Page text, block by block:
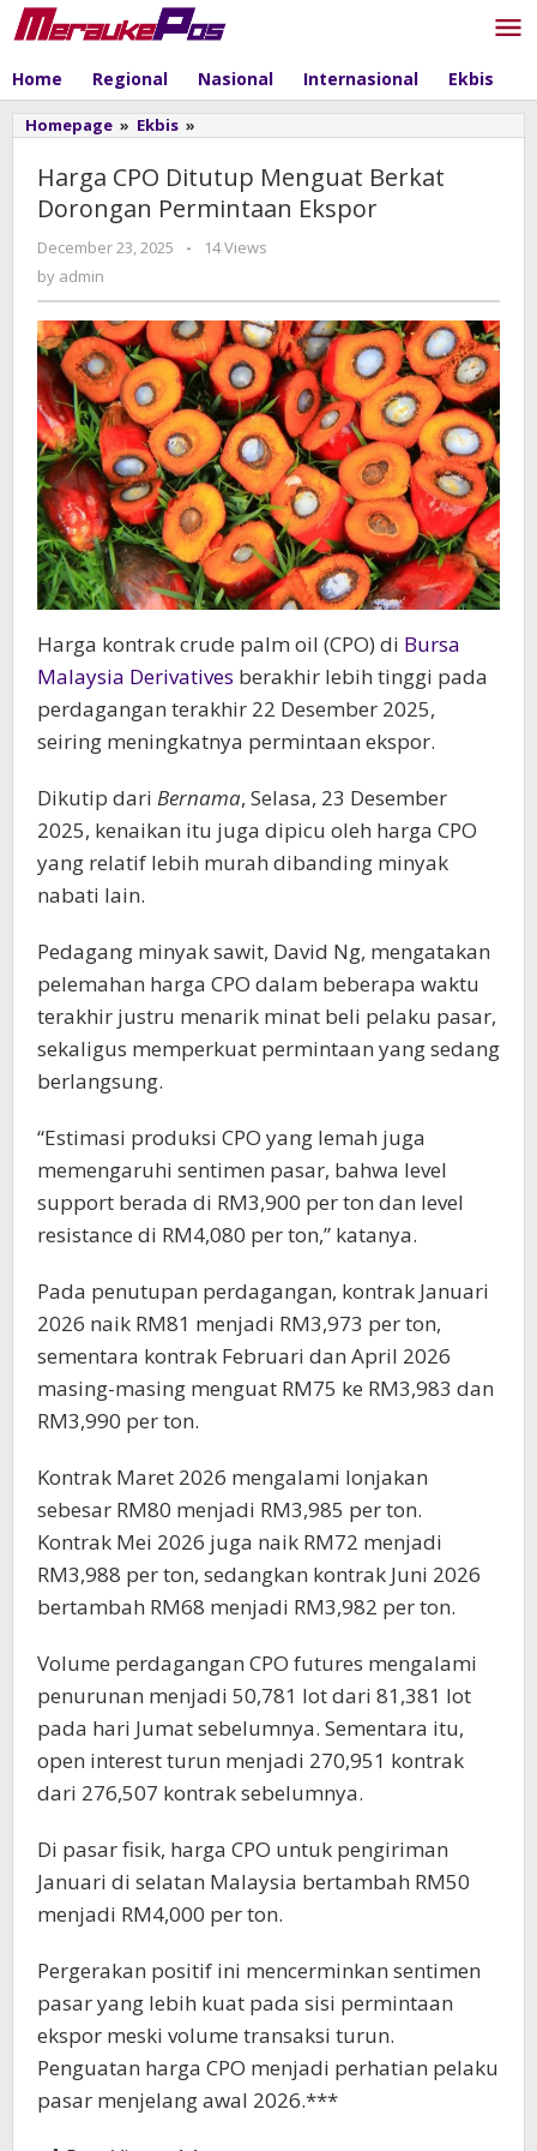
Skip
to
Home Regional Nasional Internasional Ekbis
Homepage » Ekbis »
Ditutup
Menguat
Berkat
Dorongan
Harga CPO Ditutup Menguat Berkat
Dorongan Permintaan Ekspor
December 23, 2025
by
-
14 Views
by admin
Harga kontrak crude palm oil (CPO) di Bursa
Malaysia Derivatives berakhir lebih tinggi pada
perdagangan terakhir 22 Desember 2025,
seiring meningkatnya permintaan ekspor.
Dikutip dari Bernama, Selasa, 23 Desember
2025, kenaikan itu juga dipicu oleh harga CPO
yang relatif lebih murah dibanding minyak
nabati lain.
Pedagang minyak sawit, David Ng, mengatakan
pelemahan harga CPO dalam beberapa waktu
terakhir justru menarik minat beli pelaku pasar,
sekaligus memperkuat permintaan yang sedang
berlangsung.
“Estimasi produksi CPO yang lemah juga
memengaruhi sentimen pasar, bahwa level
support berada di RM3,900 per ton dan level
resistance di RM4,080 per ton,” katanya.
Pada penutupan perdagangan, kontrak Januari
2026 naik RM81 menjadi RM3,973 per ton,
sementara kontrak Februari dan April 2026
masing-masing menguat RM75 ke RM3,983 dan
RM3,990 per ton.
Kontrak Maret 2026 mengalami lonjakan
sebesar RM80 menjadi RM3,985 per ton.
Kontrak Mei 2026 juga naik RM72 menjadi
RM3,988 per ton, sedangkan kontrak Juni 2026
bertambah RM68 menjadi RM3,982 per ton.
Volume perdagangan CPO futures mengalami
penurunan menjadi 50,781 lot dari 81,381 lot
pada hari Jumat sebelumnya. Sementara itu,
open interest turun menjadi 270,951 kontrak
dari 276,507 kontrak sebelumnya.
Di pasar fisik, harga CPO untuk pengiriman
Januari di selatan Malaysia bertambah RM50
menjadi RM4,000 per ton.
Pergerakan positif ini mencerminkan sentimen
pasar yang lebih kuat pada sisi permintaan
ekspor meski volume transaksi turun.
Penguatan harga CPO menjadi perhatian pelaku
pasar menjelang awal 2026.***